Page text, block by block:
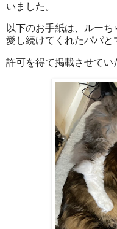
いました。
以下のお手紙は、ルー
愛し続けてくれたパパと
許可を得て掲載させてい